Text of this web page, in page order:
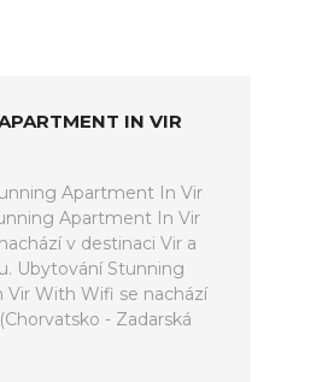
IN VIR
Apartment In Vir
Apartment In Vir
v destinaci Vir a
Ubytování Stunning
With Wifi se nachází
- Zadarská